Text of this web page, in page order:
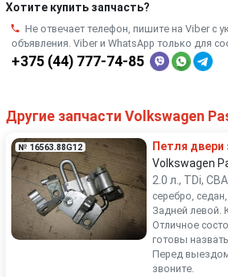
Хотите купить запчасть?
Не отвечает телефон, пишите на Viber с
объявления. Viber и WhatsApp только для
+375 (44) 777-74-85
Другие запчасти Volkswagen
№ 16563.88G12
Петля двери
Volkswagen
2.0 л., TDi,
серебро,
Задней левой.
Отличное
готовы
Перед
звоните.